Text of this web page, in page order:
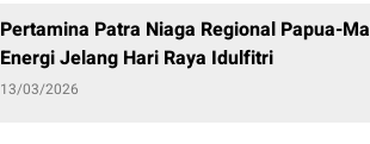
Pertamina Patra Niaga Regional Papua-
Energi Jelang Hari Raya Idulfitri
13/03/2026